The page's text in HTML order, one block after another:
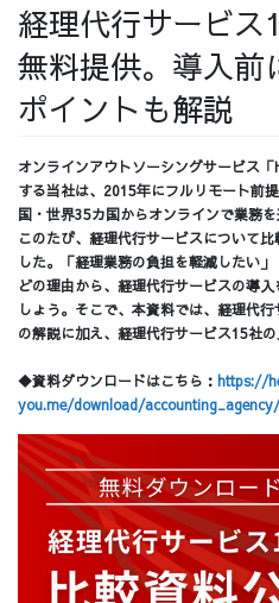
採用情報
採用情報トップ
チームインタビュー02
お問い合わせ
経理代行サービス
無料提供。導入前
ポイントも解説
オンラインアウトソーシングサービス
する当社は、2015年にフルリモート前
国・世界35カ国からオンラインで業務を
このたび、経理代行サービスについて
した。「経理業務の負担を軽減したい
どの理由から、経理代行サービスの導
しょう。そこで、本資料では、経理代
の解説に加え、経理代行サービス15社
◆資料ダウンロードはこちら： https://
you.me/download/accounting_agency/